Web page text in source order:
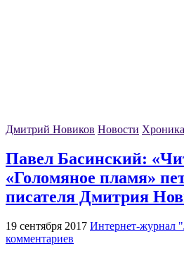
Дмитрий Новиков Новости Хроника
Павел Басинский:
«Голомяное пламя»
писателя Дмитрия
19 сентября 2017 Интернет-журнал
комментариев